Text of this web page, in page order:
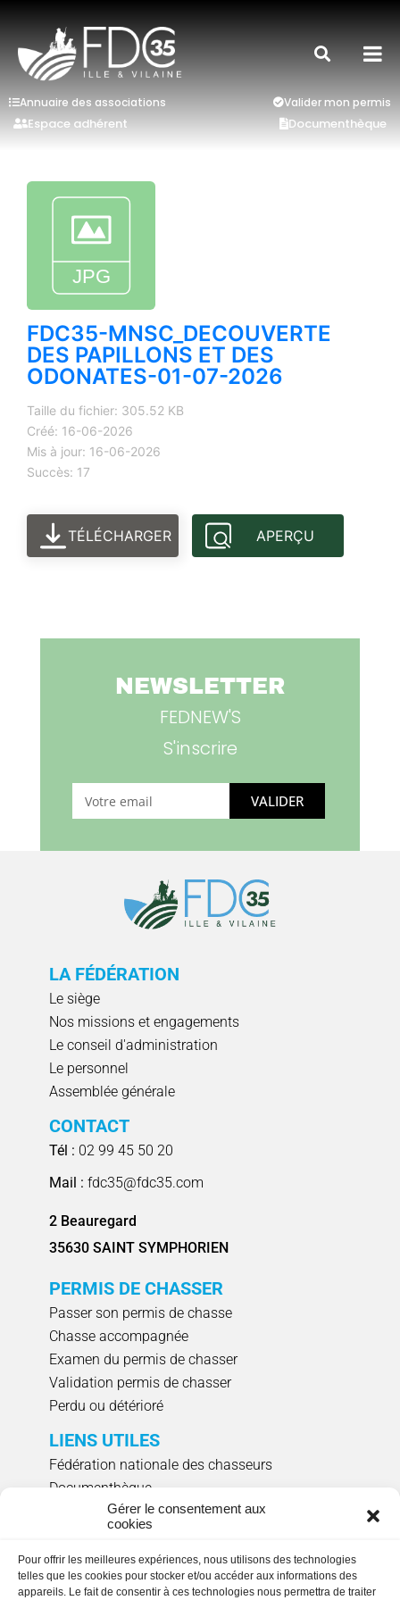
Gérer le consentement aux
cookies
Pour offrir les meilleures expériences, nous utilisons des technologies
telles que les cookies pour stocker et/ou accéder aux informations des
appareils. Le fait de consentir à ces technologies nous permettra de traiter
Annuaire des associations Valider mon permis
Espace adhérent Documenthèque
FDC35-MNSC_DECOUVERTE
DES PAPILLONS ET DES
ODONATES-01-07-2026
Taille du fichier: 305.52 KB
Créé: 16-06-2026
Mis à jour: 16-06-2026
Succès: 17
TÉLÉCHARGER APERÇU
NEWSLETTER
FEDNEW'S
S'inscrire
VALIDER
LA FÉDÉRATION
Le siège
Nos missions et engagements
Le conseil d'administration
Le personnel
Assemblée générale
CONTACT
Tél : 02 99 45 50 20
Mail : fdc35@fdc35.com
2 Beauregard
35630 SAINT SYMPHORIEN
PERMIS DE CHASSER
Passer son permis de chasse
Chasse accompagnée
Examen du permis de chasser
Validation permis de chasser
Perdu ou détérioré
LIENS UTILES
Fédération nationale des chasseurs
Documenthèque
Agenda évènements
NOUS SUIVRE